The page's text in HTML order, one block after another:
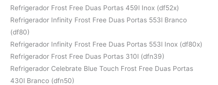
Refrigerador Frost Free Duas Portas 459l Inox (df52x)
Refrigerador Infinity Frost Free Duas Portas 553l Branco
(df80)
Refrigerador Infinity Frost Free Duas Portas 553l Inox (df80x)
Refrigerador Frost Free Duas Portas 310l (dfn39)
Refrigerador Celebrate Blue Touch Frost Free Duas Portas
430l Branco (dfn50)